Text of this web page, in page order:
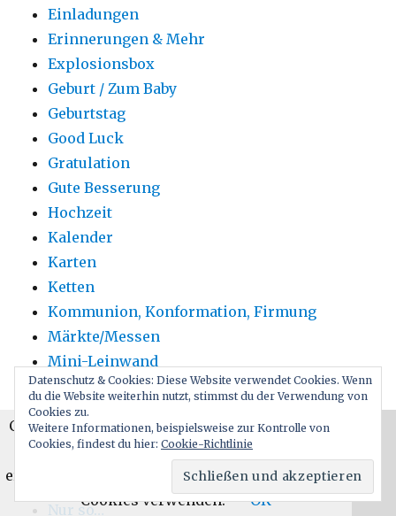
Einladungen
Erinnerungen & Mehr
Explosionsbox
Geburt / Zum Baby
Geburtstag
Good Luck
Gratulation
Gute Besserung
Hochzeit
Kalender
Karten
Ketten
Kommunion, Konformation, Firmung
Märkte/Messen
Mini-Leinwand
Minikarten
Mitbringsel
Mutter-/Vatertag
Nur so…
Datenschutz & Cookies: Diese Website verwendet Cookies. Wenn
du die Website weiterhin nutzt, stimmst du der Verwendung von
Cookies zu.
Weitere Informationen, beispielsweise zur Kontrolle von
Cookies, findest du hier: Cookie-Richtlinie
Cookies erleichtern die Bereitstellung unserer
Dienste. Mit der Nutzung unserer Dienste
erklären Sie sich damit einverstanden, dass wir
Cookies verwenden.
OK